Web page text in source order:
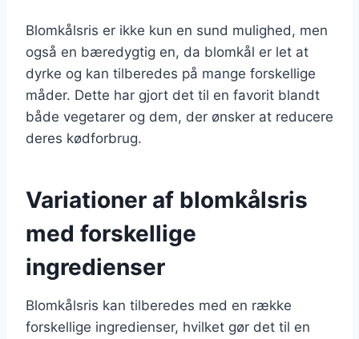
Blomkålsris er ikke kun en sund mulighed, men
også en bæredygtig en, da blomkål er let at
dyrke og kan tilberedes på mange forskellige
måder. Dette har gjort det til en favorit blandt
både vegetarer og dem, der ønsker at reducere
deres kødforbrug.
Variationer af blomkålsris
med forskellige
ingredienser
Blomkålsris kan tilberedes med en række
forskellige ingredienser, hvilket gør det til en